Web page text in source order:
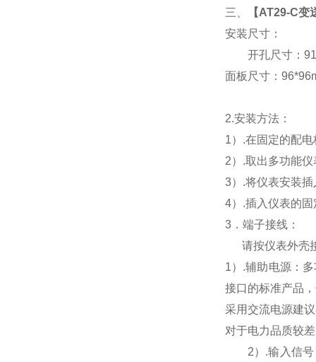
三、
【AT29-C变
安装尺寸：
开孔尺寸：
面板尺寸：
2.安装方法：
1）.在固定的配
2）.取出多功能
3）.将仪表安装
4）.插入仪表的
3 ．端子接线：
请按仪表外壳
1） .辅助电源：
接口的标准产品
采用交流电源建
对于电力品质较
2） .输入信